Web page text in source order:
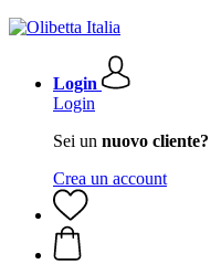
Login
Login
Sei un nuovo cliente?
Crea un account